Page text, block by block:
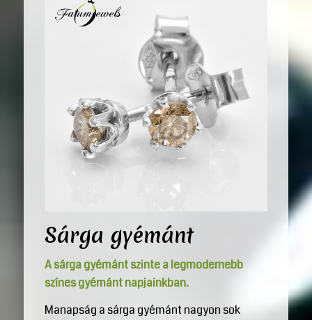
Sárga gyémánt
A sárga gyémánt szinte a legmodernebb
színes gyémánt napjainkban.
Manapság a sárga gyémánt nagyon sok